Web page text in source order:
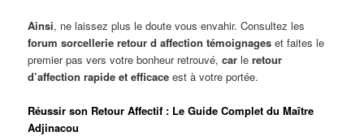
Ainsi, ne laissez plus le doute vous envahir. Consultez les
forum sorcellerie retour d affection témoignages et faites le
premier pas vers votre bonheur retrouvé,car leretour
d’affection rapide et efficace est à votre portée.
Réussir son Retour Affectif : Le Guide Complet du Maître
Adjinacou